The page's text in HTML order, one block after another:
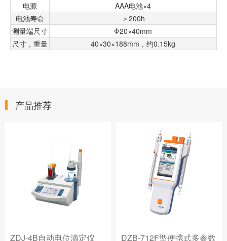
电源
AAA电池×4
电池寿命
＞200h
测量端尺寸
Φ20×40mm
尺寸，重量
40×30×188mm，约0.15kg
产品推荐
ZDJ-4B自动电位滴定仪 DZB-712F型便携式多参数